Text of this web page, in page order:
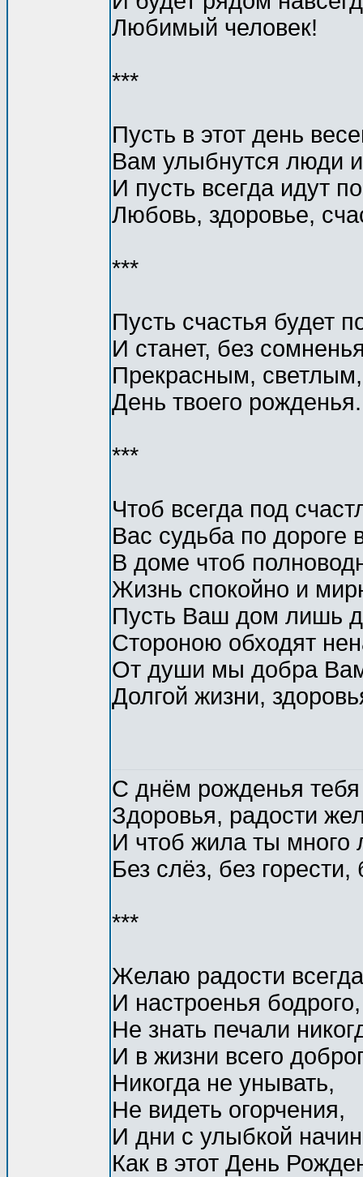
Любимый человек!
***
Пусть в этот день
Вам улыбнутся люди
И пусть всегда идут
Любовь, здоровье,
***
Пусть счастья будет
И станет, без
Прекрасным,
День твоего рожденья.
***
Чтоб всегда под
Вас судьба по дороге
В доме чтоб
Жизнь спокойно и
Пусть Ваш дом лишь
Стороною обходят
От души мы добра
Долгой жизни,
С днём рожденья
Здоровья, радости
И чтоб жила ты много
Без слёз, без горести,
***
Желаю радости всегда
И настроенья бодрого,
Не знать печали
И в жизни всего
Никогда не унывать,
Не видеть огорчения,
И дни с улыбкой
Как в этот День